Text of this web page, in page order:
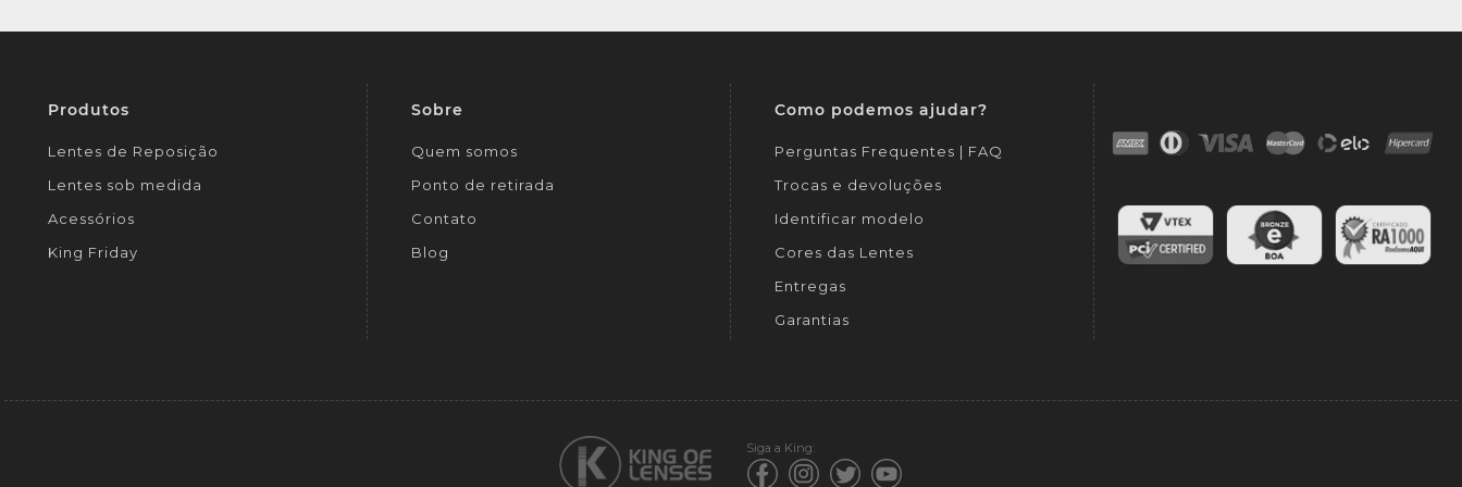
Produtos
Lentes de Reposição
Lentes sob medida
Acessórios
King Friday
Sobre
Quem somos
Ponto de retirada
Contato
Blog
Como podemos ajudar?
Perguntas Frequentes | FAQ
Trocas e devoluções
Identificar modelo
Cores das Lentes
Entregas
Garantias
Siga a King: